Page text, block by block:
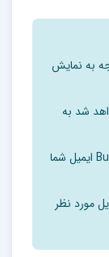
گیرنده
در برابر
رد پیوند
متغییر
به نمایش
شد به
ممکن است ایمیل ارسالی به پوشه اسپم یا Bulk ایمیل شما
مورد نظر